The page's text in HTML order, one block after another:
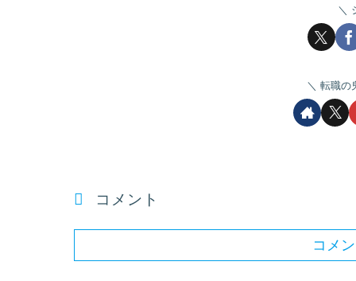
転職の
コメント
コメ